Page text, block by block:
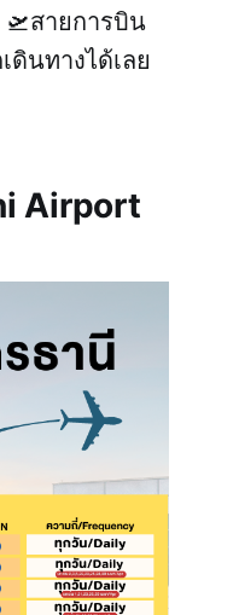
สายการบิน
ดินทางได้เลย
Airport